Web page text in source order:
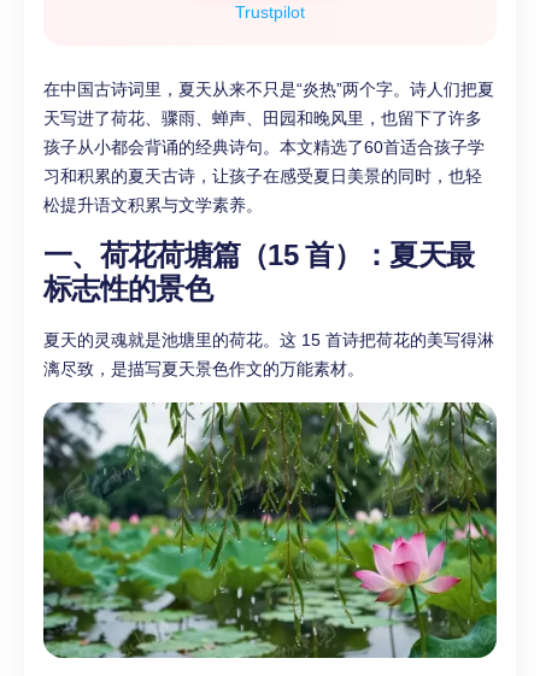
Trustpilot
在中国古诗词里，夏天从来不只是“炎热”两个字。诗人们把夏
天写进了荷花、骤雨、蝉声、田园和晚风里，也留下了许多
孩子从小都会背诵的经典诗句。本文精选了60首适合孩子学
习和积累的夏天古诗，让孩子在感受夏日美景的同时，也轻
松提升语文积累与文学素养。
一、荷花荷塘篇（15 首）：夏天最
标志性的景色
夏天的灵魂就是池塘里的荷花。这 15 首诗把荷花的美写得淋
漓尽致，是描写夏天景色作文的万能素材。